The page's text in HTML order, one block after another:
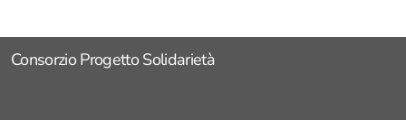
Consorzio Progetto Solidarietà